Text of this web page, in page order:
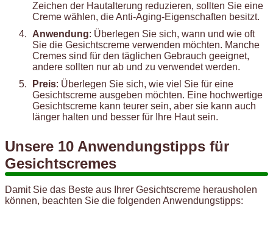
Zeichen der Hautalterung reduzieren, sollten Sie eine
Creme wählen, die Anti-Aging-Eigenschaften besitzt.
Anwendung: Überlegen Sie sich, wann und wie oft
Sie die Gesichtscreme verwenden möchten. Manche
Cremes sind für den täglichen Gebrauch geeignet,
andere sollten nur ab und zu verwendet werden.
Preis: Überlegen Sie sich, wie viel Sie für eine
Gesichtscreme ausgeben möchten. Eine hochwertige
Gesichtscreme kann teurer sein, aber sie kann auch
länger halten und besser für Ihre Haut sein.
Unsere 10 Anwendungstipps für
Gesichtscremes
Damit Sie das Beste aus Ihrer Gesichtscreme herausholen
können, beachten Sie die folgenden Anwendungstipps: